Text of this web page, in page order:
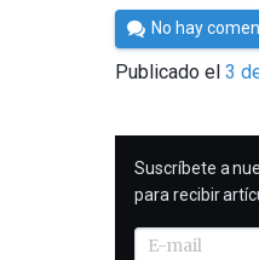
Por
César
Tomé
No hay
Publicado el3
SUSCRIBIRME
Suscríbete a
para recibir